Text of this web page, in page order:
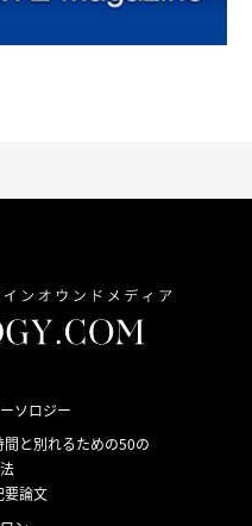
ソロジー
間と別れるための50の
要論文